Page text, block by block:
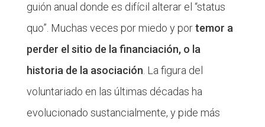
guión anual donde es difícil alterar el “status
quo”. Muchas veces por miedo y portemor a
perder el sitio de la financiación, o la
historia de la asociación. La figura del
voluntariado en las últimas décadas ha
evolucionado sustancialmente, y pide más